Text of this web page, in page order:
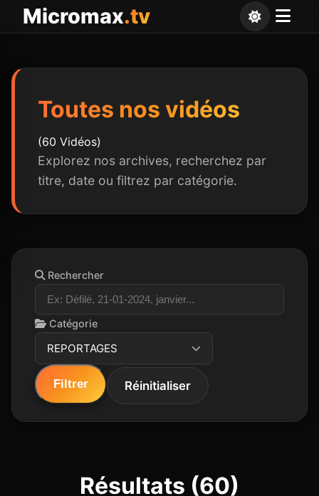
Micromax.tv
Toutes nos vidéos
(60 Vidéos)
Explorez nos archives, recherchez par
titre, date ou filtrez par catégorie.
Rechercher
Catégorie
REPORTAGES
Filtrer Réinitialiser
Résultats (60)
Panneau de gestion des cookies